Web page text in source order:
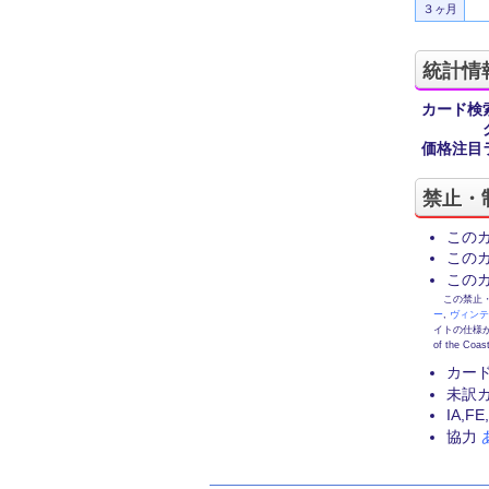
３ヶ月
統計情
カード検
価格注目
禁止・
この
この
この
この禁止
ー, ヴィン
イトの仕様
of the
カー
未訳
協力